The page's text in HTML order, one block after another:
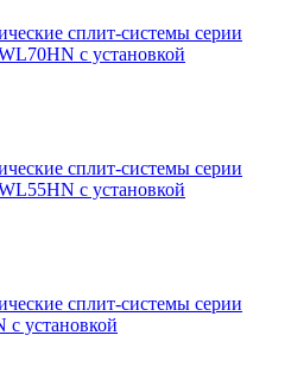
сплит-системы серии
с установкой
сплит-системы серии
с установкой
сплит-системы серии
установкой